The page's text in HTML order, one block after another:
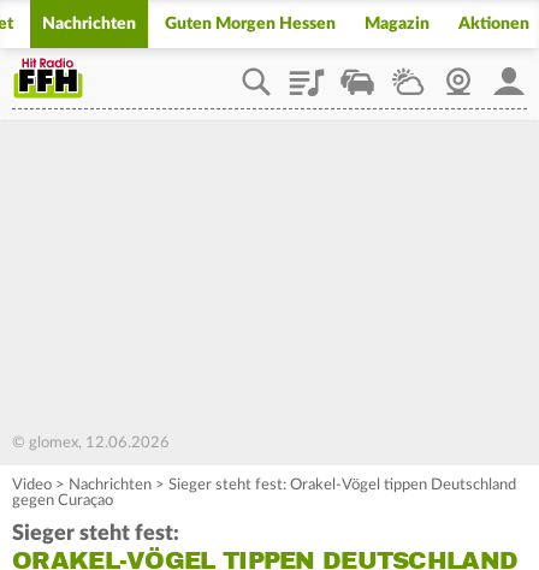
Nachrichten Guten Morgen Hessen Magazin Aktionen
PlaylistStaupilotWetterWebcam
© glomex, 12.06.2026
Video > Nachrichten > Sieger steht fest: Orakel-Vögel tippen Deutschland
gegen Curaçao
Sieger steht fest:
ORAKEL-VÖGEL TIPPEN DEUTSCHLAND